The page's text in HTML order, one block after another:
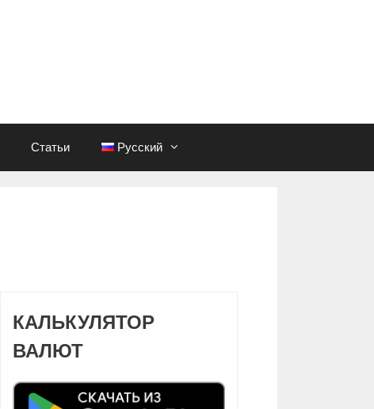
Статьи Русский
КАЛЬКУЛЯТОР
ВАЛЮТ